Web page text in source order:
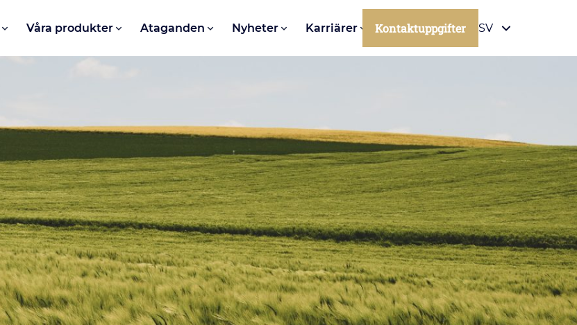
Våra produkter Ataganden Nyheter Karriärer Kontaktuppgifter SV